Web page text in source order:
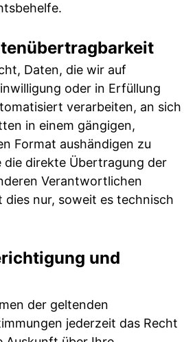
Daten, die wir auf
oder in Erfüllung
verarbeiten, an sich
in einem gängigen,
Format aushändigen zu
die direkte Übertragung der
Verantwortlichen
nur, soweit es technisch
und
der geltenden
jederzeit das Recht